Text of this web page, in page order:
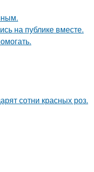
на публике вместе.
сотни красных роз.